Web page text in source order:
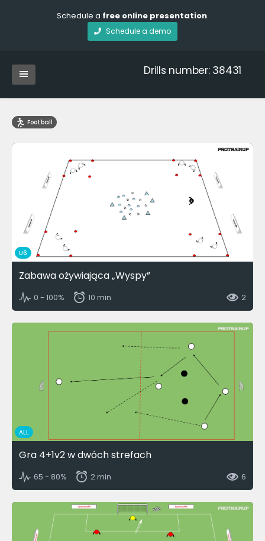
Schedule a free online presentation.
Schedule a demo
Drills number: 38431
Football
U6
Zabawa ożywiająca „Wyspy”
0 - 100% 10 min 2
ALL
Gra 4+1v2 w dwóch strefach
65 - 80% 2 min 6